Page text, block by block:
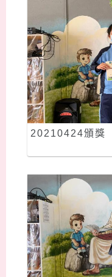
20210424頒獎